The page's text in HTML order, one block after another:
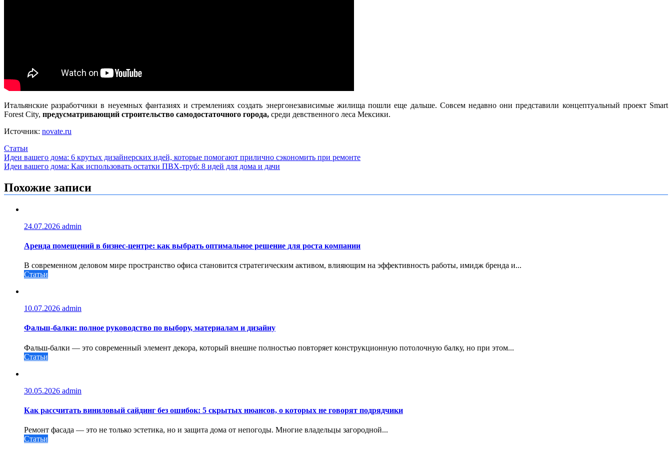
Итальянские разработчики в неуемных фантазиях и стремлениях создать энергонезависимые жилища пошли еще дальше. Совсем недавно они представили концептуальный проект Smart
Forest City, предусматривающий строительство самодостаточного города, среди девственного леса Мексики.
Источник: novate.ru
Статьи
Навигация
по
записям
Идеи вашего дома: 6 крутых дизайнерских идей, которые помогают прилично сэкономить при ремонте
Идеи вашего дома: Как использовать остатки ПВХ-труб: 8 идей для дома и дачи
Похожие записи
24.07.2026 admin
Аренда помещений в бизнес‑центре: как выбрать оптимальное решение для роста компании
В современном деловом мире пространство офиса становится стратегическим активом, влияющим на эффективность работы, имидж бренда и...
Статьи
10.07.2026 admin
Фальш-балки: полное руководство по выбору, материалам и дизайну
Фальш-балки — это современный элемент декора, который внешне полностью повторяет конструкционную потолочную балку, но при этом...
Статьи
30.05.2026 admin
Как рассчитать виниловый сайдинг без ошибок: 5 скрытых нюансов, о которых не говорят подрядчики
Ремонт фасада — это не только эстетика, но и защита дома от непогоды. Многие владельцы загородной...
Статьи